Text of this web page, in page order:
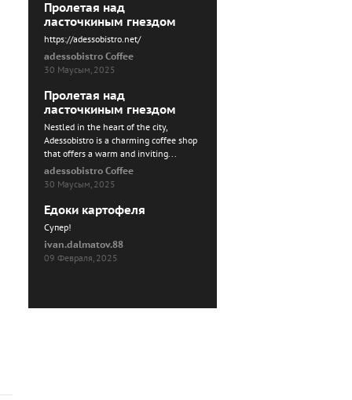
Пролетая над
ласточкиным гнездом
https://adessobistro.net/
adessobistro Coffee
30 Маусым, 2025
Пролетая над
ласточкиным гнездом
Nestled in the heart of the city,
Adessobistro is a charming coffee shop
that offers a warm and inviting...
adessobistro Coffee
30 Маусым, 2025
Едоки картофеля
Cупер!
ivan.dalmatov.88
09 Февраля, 2025